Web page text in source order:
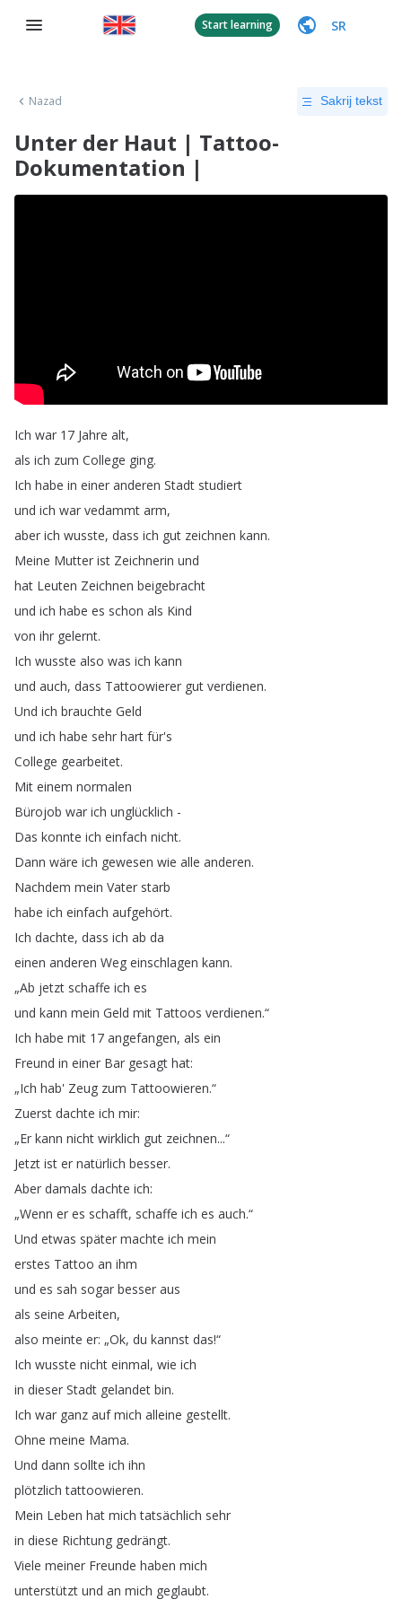
Start learning SR
Nazad Sakrij tekst
Unter der Haut | Tattoo-
Dokumentation |
Ich war 17 Jahre alt,
als ich zum College ging.
Ich habe in einer anderen Stadt studiert
und ich war vedammt arm,
aber ich wusste, dass ich gut zeichnen kann.
Meine Mutter ist Zeichnerin und
hat Leuten Zeichnen beigebracht
und ich habe es schon als Kind
von ihr gelernt.
Ich wusste also was ich kann
und auch, dass Tattoowierer gut verdienen.
Und ich brauchte Geld
und ich habe sehr hart für's
College gearbeitet.
Mit einem normalen
Bürojob war ich unglücklich -
Das konnte ich einfach nicht.
Dann wäre ich gewesen wie alle anderen.
Nachdem mein Vater starb
habe ich einfach aufgehört.
Ich dachte, dass ich ab da
einen anderen Weg einschlagen kann.
„Ab jetzt schaffe ich es
und kann mein Geld mit Tattoos verdienen.“
Ich habe mit 17 angefangen, als ein
Freund in einer Bar gesagt hat:
„Ich hab' Zeug zum Tattoowieren.“
Zuerst dachte ich mir:
„Er kann nicht wirklich gut zeichnen...“
Jetzt ist er natürlich besser.
Aber damals dachte ich:
„Wenn er es schafft, schaffe ich es auch.“
Und etwas später machte ich mein
erstes Tattoo an ihm
und es sah sogar besser aus
als seine Arbeiten,
also meinte er: „Ok, du kannst das!“
Ich wusste nicht einmal, wie ich
in dieser Stadt gelandet bin.
Ich war ganz auf mich alleine gestellt.
Ohne meine Mama.
Und dann sollte ich ihn
plötzlich tattoowieren.
Mein Leben hat mich tatsächlich sehr
in diese Richtung gedrängt.
Viele meiner Freunde haben mich
unterstützt und an mich geglaubt.